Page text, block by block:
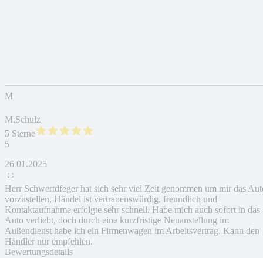
M
M.Schulz
5 Sterne
5
26.01.2025
Herr Schwertdfeger hat sich sehr viel Zeit genommen um mir das
vorzustellen, Händel ist vertrauenswürdig, freundlich und
Kontaktaufnahme erfolgte sehr schnell. Habe mich auch sofort in das
Auto verliebt, doch durch eine kurzfristige Neuanstellung im
Außendienst habe ich ein Firmenwagen im Arbeitsvertrag. Kann den
Händler nur empfehlen.
Bewertungsdetails